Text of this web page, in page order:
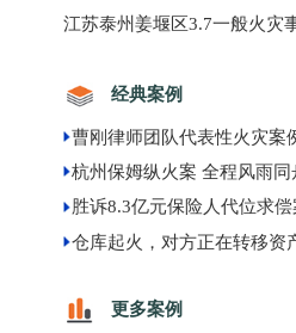
江苏泰州姜堰区3.7一般火灾
经典案例
曹刚律师团队代表性火灾案
杭州保姆纵火案 全程风雨
胜诉8.3亿元保险人代位求
更多案例